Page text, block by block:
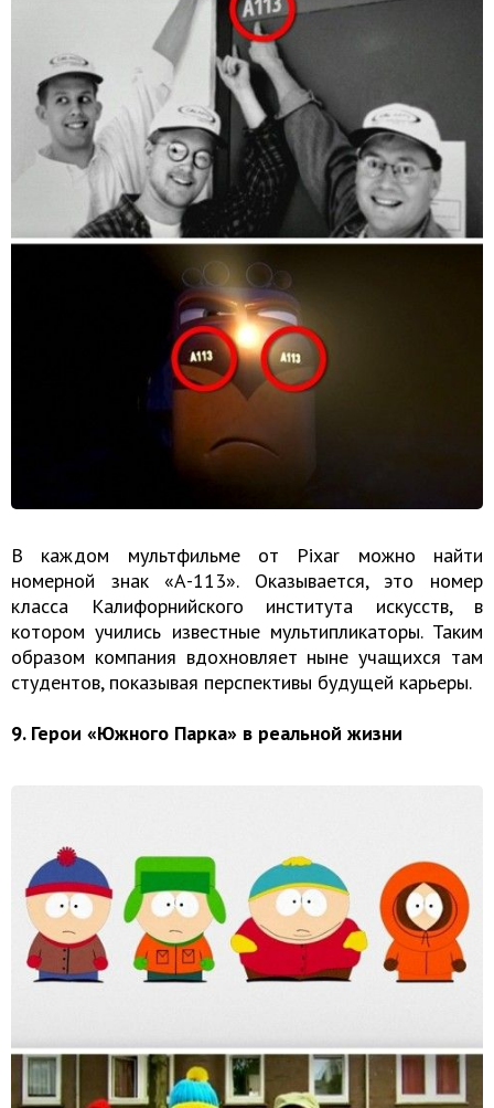
В каждом мультфильме от Pixar можно найти
номерной знак «А-113». Оказывается, это номер
класса Калифорнийского института искусств, в
котором учились известные мультипликаторы. Таким
образом компания вдохновляет ныне учащихся там
студентов, показывая перспективы будущей карьеры.
9. Герои «Южного Парка» в реальной жизни